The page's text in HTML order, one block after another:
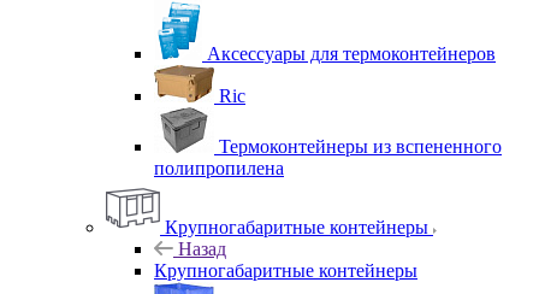
Аксессуары для термоконтейнеров
Ric
Термоконтейнеры из вспененного
полипропилена
Крупногабаритные контейнеры
Назад
Крупногабаритные контейнеры